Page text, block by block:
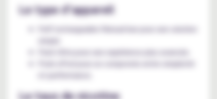
Le type d’appareil
Puff rechargeable Reload bar pour une solution
simple
Pack Ultra pour une expérience plus avancée.
Le taux de nicotine